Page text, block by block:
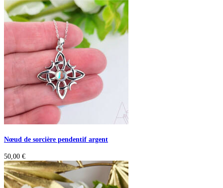
Nœud de sorcière pendentif argent
50,00 €